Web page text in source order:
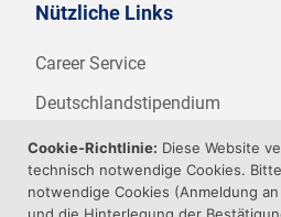
Nützliche Links
Career Service
Deutschlandstipendium
WHZ Firmenstipendium
Weitere Angebote der WHZ
Cookie-Richtlinie: Diese Website
technisch notwendige Cookies.
notwendige Cookies (Anmeldung